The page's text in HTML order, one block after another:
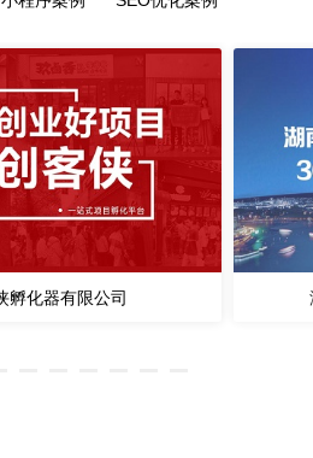
孵化器有限公司